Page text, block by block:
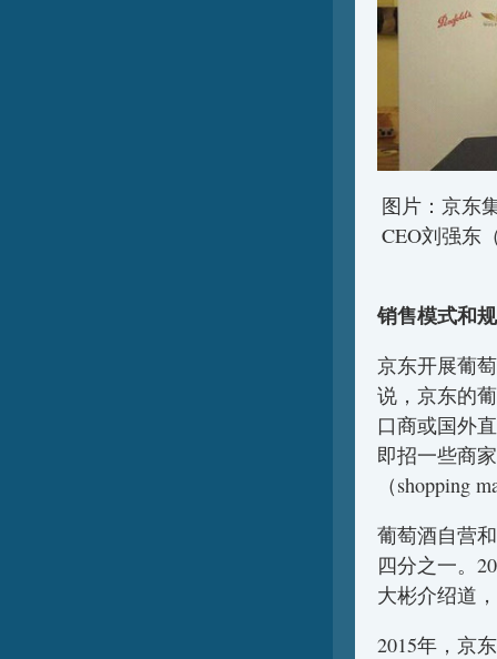
图片：京东
CEO刘强东
销售模式和
京东开展葡
说，京东的
口商或国外
即招一些商
（shopping
葡萄酒自营
四分之一。
大彬介绍道
2015年，京